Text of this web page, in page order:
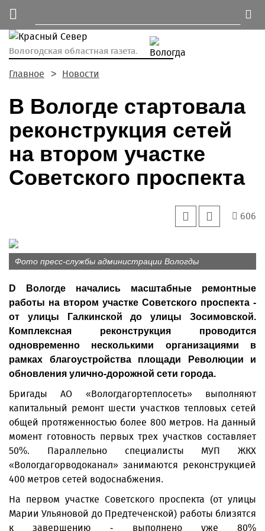
Вологодская областная газета.
Главное Новости
В Вологде стартовала
реконструкция сетей
на втором участке
Советского проспекта
606
Фото пресс-службы администрации Вологды
D Вологде начались масштабные ремонтные
работы на втором участке Советского проспекта -
от улицы Галкинской до улицы Зосимовской.
Комплексная реконструкция проводится
одновременно несколькими организациями в
рамках благоустройства площади Революции и
обновления улично-дорожной сети города.
Бригады АО «Вологдагортеплосеть» выполняют
капитальный ремонт шести участков тепловых сетей
общей протяженностью более 800 метров. На данный
момент готовность первых трех участков составляет
50%. Параллельно специалисты МУП ЖКХ
«Вологдагорводоканал» занимаются реконструкцией
400 метров сетей водоснабжения.
На первом участке Советского проспекта (от улицы
Марии Ульяновой до Предтеченской) работы близятся
к завершению - выполнено уже 80%